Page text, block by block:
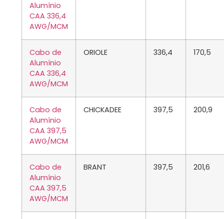
Alumínio
CAA 336,4
AWG/MCM
Cabo de
Alumínio
CAA 336,4
AWG/MCM
ORIOLE 336,4 170,5
Cabo de
Alumínio
CAA 397,5
AWG/MCM
CHICKADEE 397,5 200,9
Cabo de
Alumínio
CAA 397,5
AWG/MCM
BRANT 397,5 201,6